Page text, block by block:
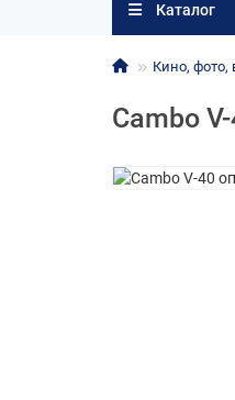
Каталог
Кино, фото,
Cambo